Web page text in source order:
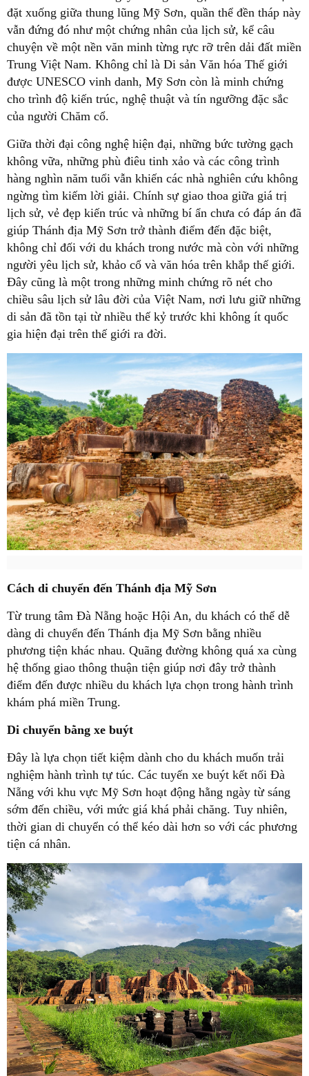
đặt xuống giữa thung lũng Mỹ Sơn, quần thể đền tháp này
vẫn đứng đó như một chứng nhân của lịch sử, kể câu
chuyện về một nền văn minh từng rực rỡ trên dải đất miền
Trung Việt Nam. Không chỉ là Di sản Văn hóa Thế giới
được UNESCO vinh danh, Mỹ Sơn còn là minh chứng
cho trình độ kiến trúc, nghệ thuật và tín ngưỡng đặc sắc
của người Chăm cổ.
Giữa thời đại công nghệ hiện đại, những bức tường gạch
không vữa, những phù điêu tinh xảo và các công trình
hàng nghìn năm tuổi vẫn khiến các nhà nghiên cứu không
ngừng tìm kiếm lời giải. Chính sự giao thoa giữa giá trị
lịch sử, vẻ đẹp kiến trúc và những bí ẩn chưa có đáp án đã
giúp Thánh địa Mỹ Sơn trở thành điểm đến đặc biệt,
không chỉ đối với du khách trong nước mà còn với những
người yêu lịch sử, khảo cổ và văn hóa trên khắp thế giới.
Đây cũng là một trong những minh chứng rõ nét cho
chiều sâu lịch sử lâu đời của Việt Nam, nơi lưu giữ những
di sản đã tồn tại từ nhiều thế kỷ trước khi không ít quốc
gia hiện đại trên thế giới ra đời.
Cách di chuyển đến Thánh địa Mỹ Sơn
Từ trung tâm Đà Nẵng hoặc Hội An, du khách có thể dễ
dàng di chuyển đến Thánh địa Mỹ Sơn bằng nhiều
phương tiện khác nhau. Quãng đường không quá xa cùng
hệ thống giao thông thuận tiện giúp nơi đây trở thành
điểm đến được nhiều du khách lựa chọn trong hành trình
khám phá miền Trung.
Di chuyển bằng xe buýt
Đây là lựa chọn tiết kiệm dành cho du khách muốn trải
nghiệm hành trình tự túc. Các tuyến xe buýt kết nối Đà
Nẵng với khu vực Mỹ Sơn hoạt động hằng ngày từ sáng
sớm đến chiều, với mức giá khá phải chăng. Tuy nhiên,
thời gian di chuyển có thể kéo dài hơn so với các phương
tiện cá nhân.